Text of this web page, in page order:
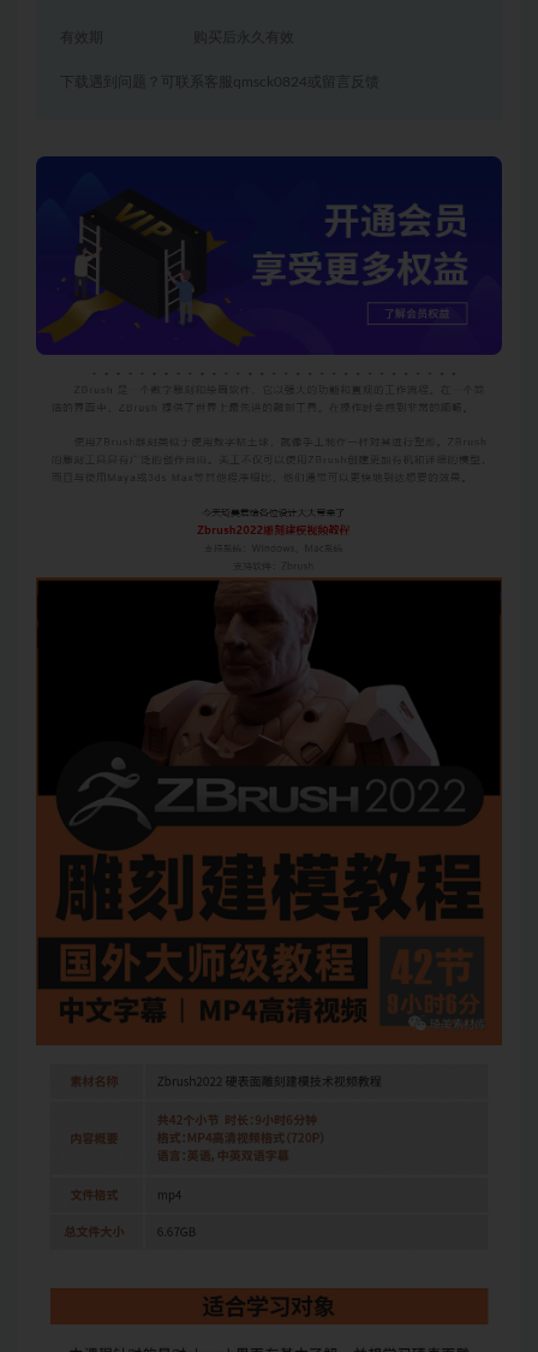
有效期 购买后永久有效
下载遇到问题？可联系客服qmsck0824或留言反馈